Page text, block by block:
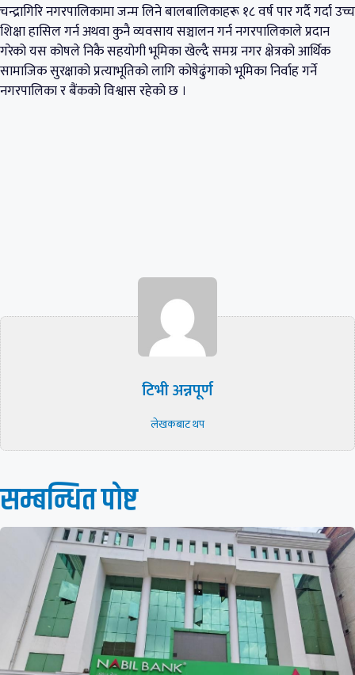
चन्द्रागिरि नगरपालिकामा जन्म लिने बालबालिकाहरू १८ वर्ष पार गर्दै गर्दा उच्च
शिक्षा हासिल गर्न अथवा कुनै व्यवसाय सञ्चालन गर्न नगरपालिकाले प्रदान
गरेको यस कोषले निकै सहयोगी भूमिका खेल्दै समग्र नगर क्षेत्रको आर्थिक
सामाजिक सुरक्षाको प्रत्याभूतिको लागि कोषेढुंगाको भूमिका निर्वाह गर्ने
नगरपालिका र बैंकको विश्वास रहेको छ ।
टिभी अन्नपूर्ण
लेखकबाट थप
सम्बन्धित पाेष्ट